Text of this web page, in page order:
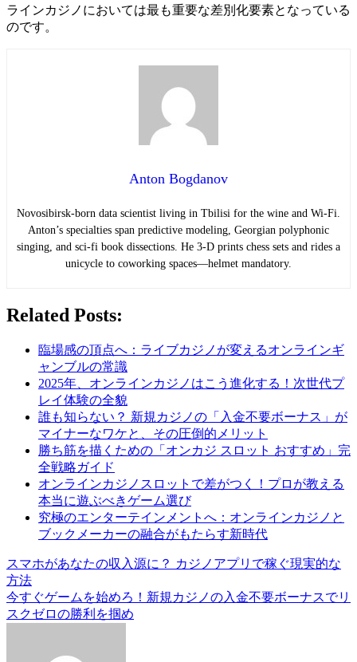
ラインカジノにおいては最も重要な差別化要素となっている
のです。
Anton Bogdanov
Novosibirsk-born data scientist living in Tbilisi for the wine and Wi-Fi.
Anton’s specialties span predictive modeling, Georgian polyphonic
singing, and sci-fi book dissections. He 3-D prints chess sets and rides a
unicycle to coworking spaces—helmet mandatory.
Related Posts:
臨場感の頂点へ：ライブカジノが変えるオンラインギ
ャンブルの常識
2025年、オンラインカジノはこう進化する！次世代プ
レイ体験の全貌
誰も知らない？ 新規カジノの「入金不要ボーナス」が
マイナーなワケと、その圧倒的メリット
勝ち筋を描くための「オンカジ スロット おすすめ」完
全戦略ガイド
オンラインカジノスロットで差がつく！プロが教える
本当に遊ぶべきゲーム選び
究極のエンターテインメントへ：オンラインカジノと
ブックメーカーの融合がもたらす新時代
Post
navigation
スマホがあなたの収入源に？ カジノアプリで稼ぐ現実的な
方法
今すぐゲームを始めろ！新規カジノの入金不要ボーナスでリ
スクゼロの勝利を掴め